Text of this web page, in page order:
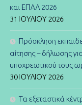
και ΕΠΑΛ 2026
31 ΙΟΥΛΊΟΥ 2026
Πρόσκληση
αίτησης – δήλωσης
υποχρεωτικού τους
30 ΙΟΥΛΊΟΥ 2026
Τα εξεταστικά